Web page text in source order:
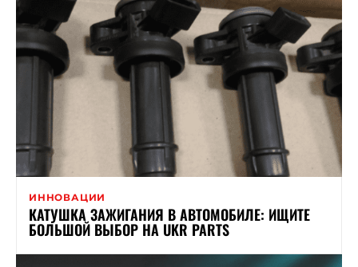
ИННОВАЦИИ
КАТУШКА ЗАЖИГАНИЯ В АВТОМОБИЛЕ: ИЩИТЕ
БОЛЬШОЙ ВЫБОР НА UKR PARTS